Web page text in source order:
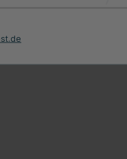
auch die abriebfeste
sowie einem